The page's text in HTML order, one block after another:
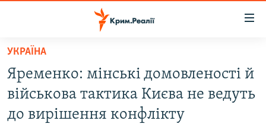
Перейти
основного
матеріалу
до
ВОДА.КРИМ
ВІДЕО ТА ФОТО
УКРАЇНА
Яременко: мінські домовленості й
військова тактика Києва не ведуть
до вирішення конфлікту